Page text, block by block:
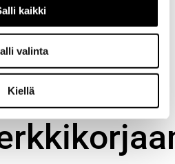
kaikki
valinta
Kiellä